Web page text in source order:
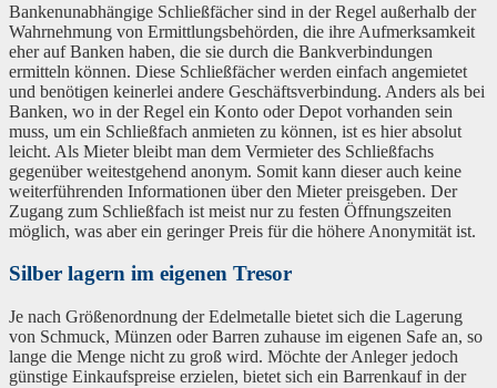
Bankenunabhängige Schließfächer sind in der Regel außerhalb der
Wahrnehmung von Ermittlungsbehörden, die ihre Aufmerksamkeit
eher auf Banken haben, die sie durch die Bankverbindungen
ermitteln können. Diese Schließfächer werden einfach angemietet
und benötigen keinerlei andere Geschäftsverbindung. Anders als bei
Banken, wo in der Regel ein Konto oder Depot vorhanden sein
muss, um ein Schließfach anmieten zu können, ist es hier absolut
leicht. Als Mieter bleibt man dem Vermieter des Schließfachs
gegenüber weitestgehend anonym. Somit kann dieser auch keine
weiterführenden Informationen über den Mieter preisgeben. Der
Zugang zum Schließfach ist meist nur zu festen Öffnungszeiten
möglich, was aber ein geringer Preis für die höhere Anonymität ist.
Silber lagern im eigenen Tresor
Je nach Größenordnung der Edelmetalle bietet sich die Lagerung
von Schmuck, Münzen oder Barren zuhause im eigenen Safe an, so
lange die Menge nicht zu groß wird. Möchte der Anleger jedoch
günstige Einkaufspreise erzielen, bietet sich ein Barrenkauf in der